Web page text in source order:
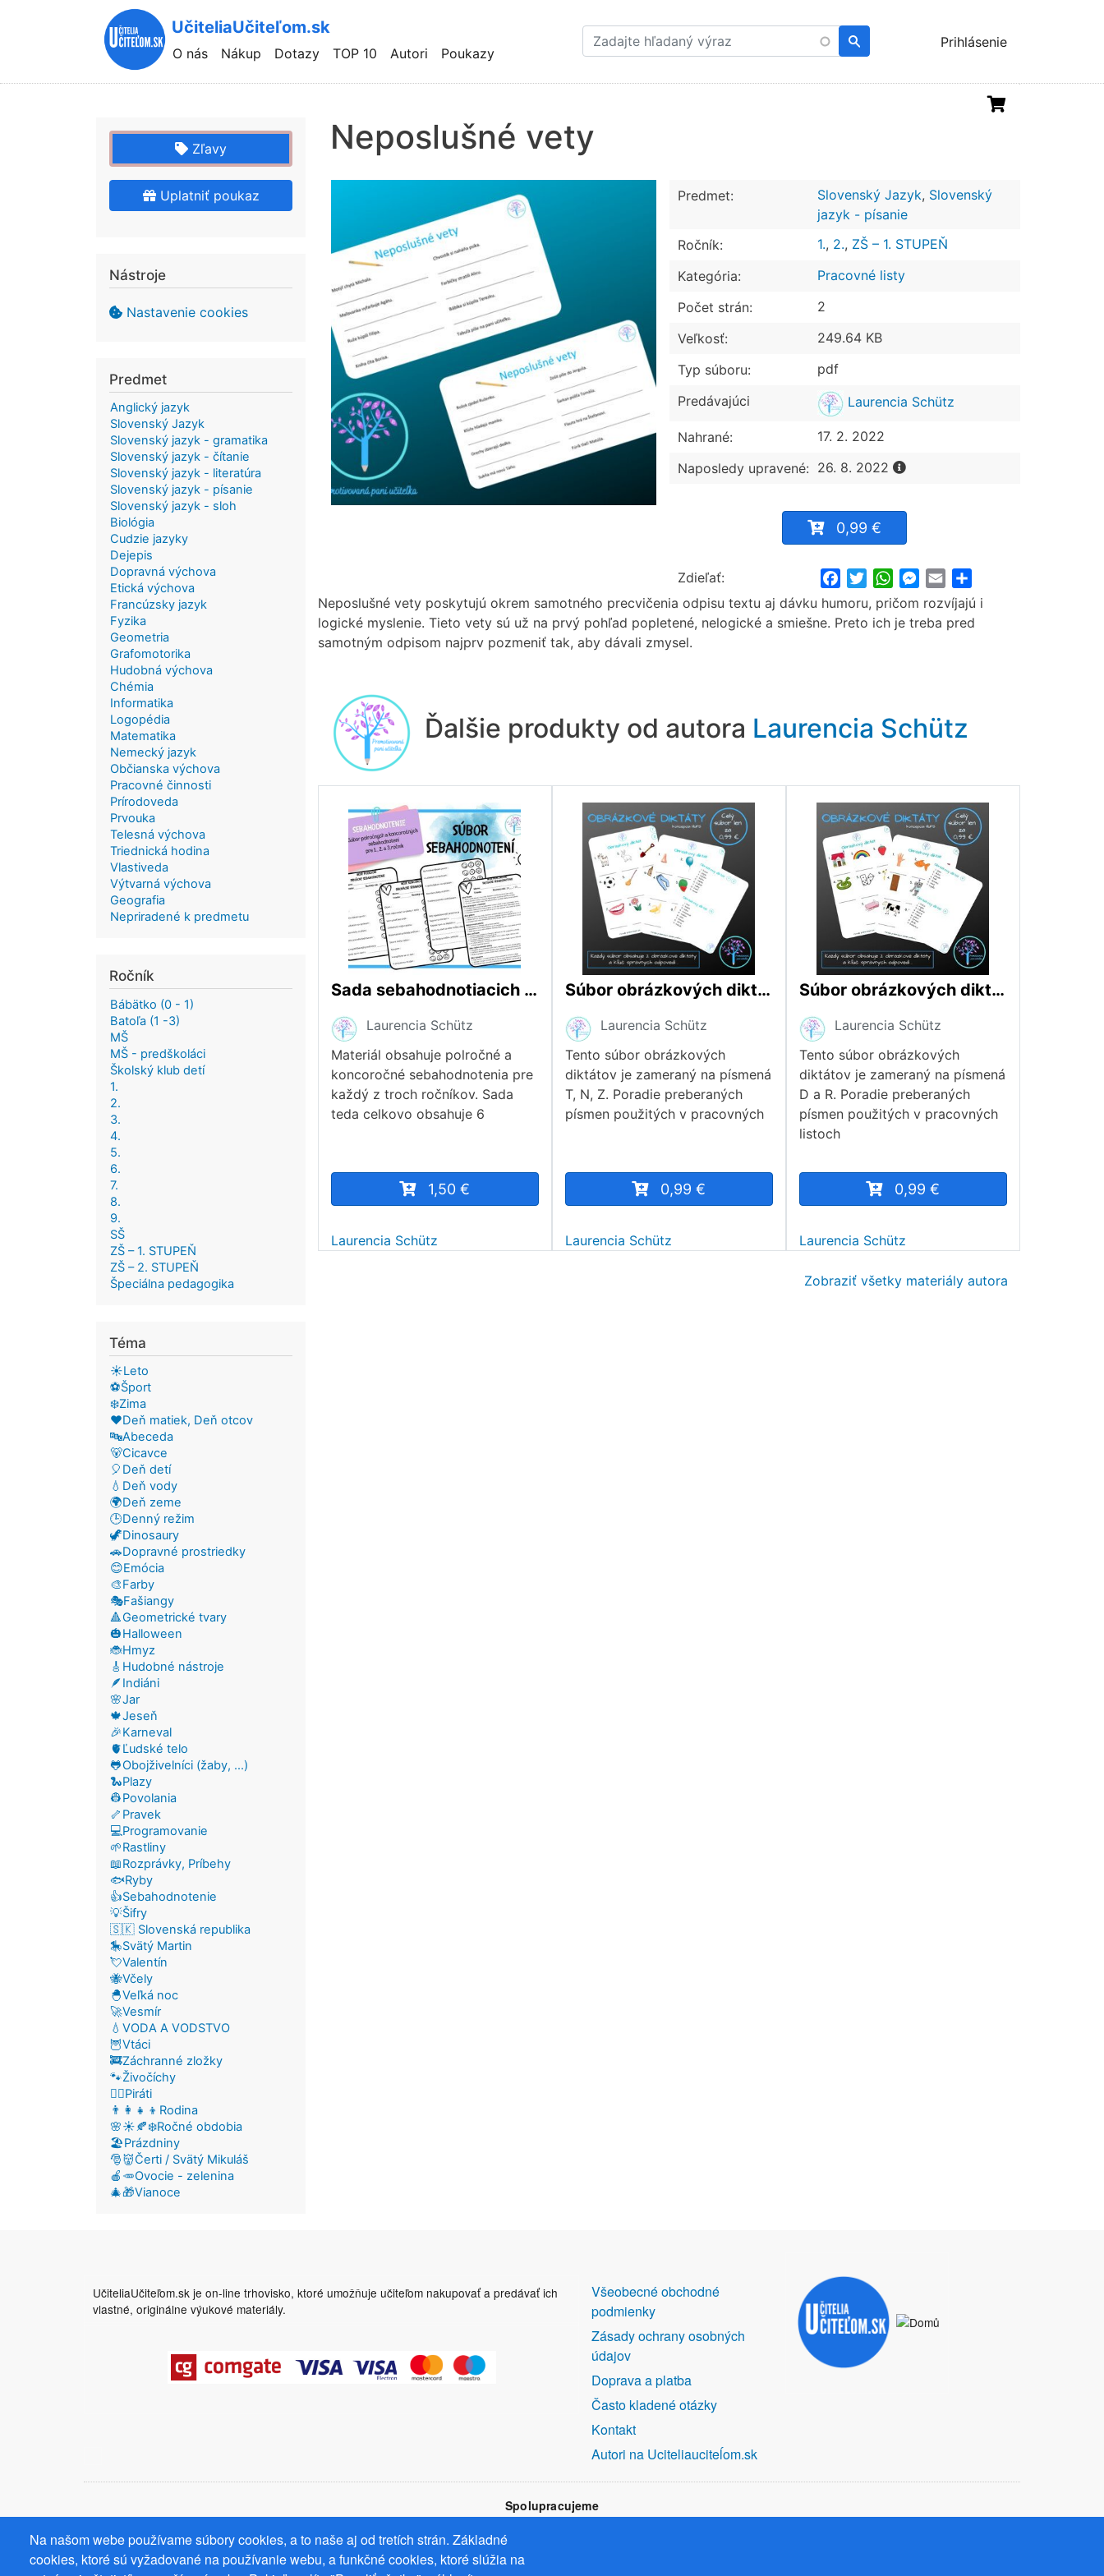
hlavný
UčiteliaUčiteľom.sk
Menu
Prihlásenie
Hlavní
navigace
O nás Nákup Dotazy TOP 10 Autori Poukazy
Neposlušné vety
Predmet: Slovenský Jazyk, Slovenský
jazyk - písanie
Ročník:
1., 2., ZŠ – 1. STUPEŇ
Kategória:
Pracovné listy
Počet strán:
2
Veľkosť:
249.64 KB
Typ súboru:
pdf
Predávajúci
Laurencia Schütz
Nahrané:
17. 2. 2022
Naposledy upravené: 26. 8. 2022
0,99 €
Zdieľať: FacebookTwitterWhatsApp
Messenger
Email
Neposlušné vety poskytujú okrem samotného precvičenia odpisu textu aj dávku humoru, pričom rozvíjajú i
logické myslenie. Tieto vety sú už na prvý pohľad popletené, nelogické a smiešne. Preto ich je treba pred
samotným odpisom najprv pozmeniť tak, aby dávali zmysel.
Ďalšie produkty od autora Laurencia Schütz
Sada sebahodnotiacich pracovných listov pre 1. - 3.ročník
Laurencia Schütz
Materiál obsahuje polročné a
koncoročné sebahodnotenia pre
každý z troch ročníkov. Sada
teda celkovo obsahuje 6
1,50 €
Laurencia Schütz
Súbor obrázkových diktátov 3 (koncepcia HUPS)
Laurencia Schütz
Tento súbor obrázkových
diktátov je zameraný na písmená
T, N, Z. Poradie preberaných
písmen použitých v pracovných
0,99 €
Laurencia Schütz
Súbor obrázkových diktátov 4 (koncepcia HUPS)
Laurencia Schütz
Tento súbor obrázkových
diktátov je zameraný na písmená
D a R. Poradie preberaných
písmen použitých v pracovných
listoch
0,99 €
Laurencia Schütz
Zobraziť všetky materiály autora
Zľavy
Uplatniť poukaz
Nástroje
Nastavenie cookies
Predmet
Anglický jazyk
Slovenský Jazyk
Slovenský jazyk - gramatika
Slovenský jazyk - čítanie
Slovenský jazyk - literatúra
Slovenský jazyk - písanie
Slovenský jazyk - sloh
Biológia
Cudzie jazyky
Dejepis
Dopravná výchova
Etická výchova
Francúzsky jazyk
Fyzika
Geometria
Grafomotorika
Hudobná výchova
Chémia
Informatika
Logopédia
Matematika
Nemecký jazyk
Občianska výchova
Pracovné činnosti
Prírodoveda
Prvouka
Telesná výchova
Triednická hodina
Vlastiveda
Výtvarná výchova
Geografia
Nepriradené k predmetu
Ročník
Bábätko (0 - 1)
Batoľa (1 -3)
MŠ
MŠ - predškoláci
Školský klub detí
1.
2.
3.
4.
5.
6.
7.
8.
9.
SŠ
ZŠ – 1. STUPEŇ
ZŠ – 2. STUPEŇ
Špeciálna pedagogika
Téma
☀️Leto
⚽Šport
❄️Zima
❤️Deň matiek, Deň otcov
🔤Abeceda
🐻Cicavce
🎈Deň detí
💧Deň vody
🌍Deň zeme
🕒Denný režim
🦖Dinosaury
🚗Dopravné prostriedky
😊Emócia
🎨Farby
🎭Fašiangy
🔺Geometrické tvary
🎃Halloween
🐞Hmyz
🎸Hudobné nástroje
🪶Indiáni
🌸Jar
🍁Jeseň
🎉Karneval
🫀Ľudské telo
🐸Obojživelníci (žaby, ...)
🐍Plazy
👷Povolania
🦴Pravek
💻Programovanie
🌱Rastliny
📖Rozprávky, Príbehy
🐟Ryby
👍Sebahodnotenie
💡Šifry
🇸🇰 Slovenská republika
🎠Svätý Martin
💘Valentín
🐝Včely
🐣Veľká noc
🚀Vesmír
💧VODA A VODSTVO
🦉Vtáci
🚒Záchranné zložky
🐾Živočíchy
🏴‍☠️Piráti
👨‍👩‍👧‍👦Rodina
🌸☀️🍂❄️Ročné obdobia
🏖️Prázdniny
🎅👹Čerti / Svätý Mikuláš
🍎🥕Ovocie - zelenina
🎄🎁Vianoce
UčiteliaUčiteľom.sk je on-line trhovisko, ktoré umožňuje učiteľom nakupovať a predávať ich
vlastné, originálne výukové materiály.
Na našom webe používame súbory cookies, a to naše aj od tretích strán. Základné
cookies, ktoré sú vyžadované na používanie webu, a funkčné cookies, ktoré slúžia na
DALŠÍ
ODKAZY
Všeobecné obchodné
podmienky
Zásady ochrany osobných
údajov
Doprava a platba
Často kladené otázky
Kontakt
Autori na Uciteliauciteĺom.sk
Spolupracujeme